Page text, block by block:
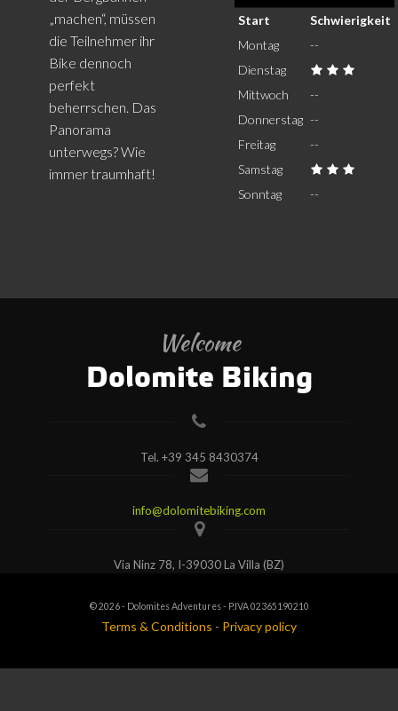
„machen“, müssen
die Teilnehmer ihr
Bike dennoch
perfekt
beherrschen. Das
Panorama
unterwegs? Wie
immer traumhaft!
Start
Schwierigkeit
Montag
--
Dienstag
Mittwoch
--
Donnerstag --
Freitag
--
Samstag
Sonntag
--
Welcome
Dolomite Biking
Tel. +39 345 8430374
info@dolomitebiking.com
Via Ninz 78, I-39030 La Villa (BZ)
© 2026 - Dolomites Adventures - P.IVA 02365190210
Terms & Conditions - Privacy policy